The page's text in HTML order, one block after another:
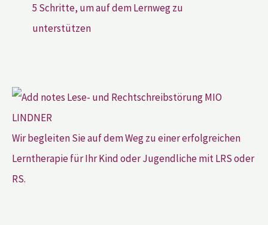
5 Schritte, um auf dem Lernweg zu
unterstützen
Wir begleiten Sie auf dem Weg zu einer erfolgreichen
Lerntherapie für Ihr Kind oder Jugendliche mit LRS oder
RS.